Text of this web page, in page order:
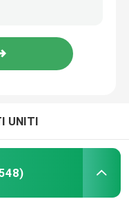
UNITI